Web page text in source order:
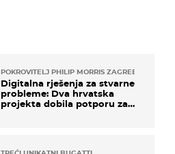
POKROVITELJ PHILIP MORRIS ZAGREB
Digitalna rješenja za stvarne
probleme: Dva hrvatska
projekta dobila potporu za